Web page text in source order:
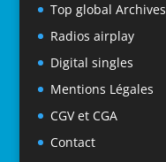
Top global Archives
Radios airplay
Digital singles
Mentions Légales
CGV et CGA
Contact